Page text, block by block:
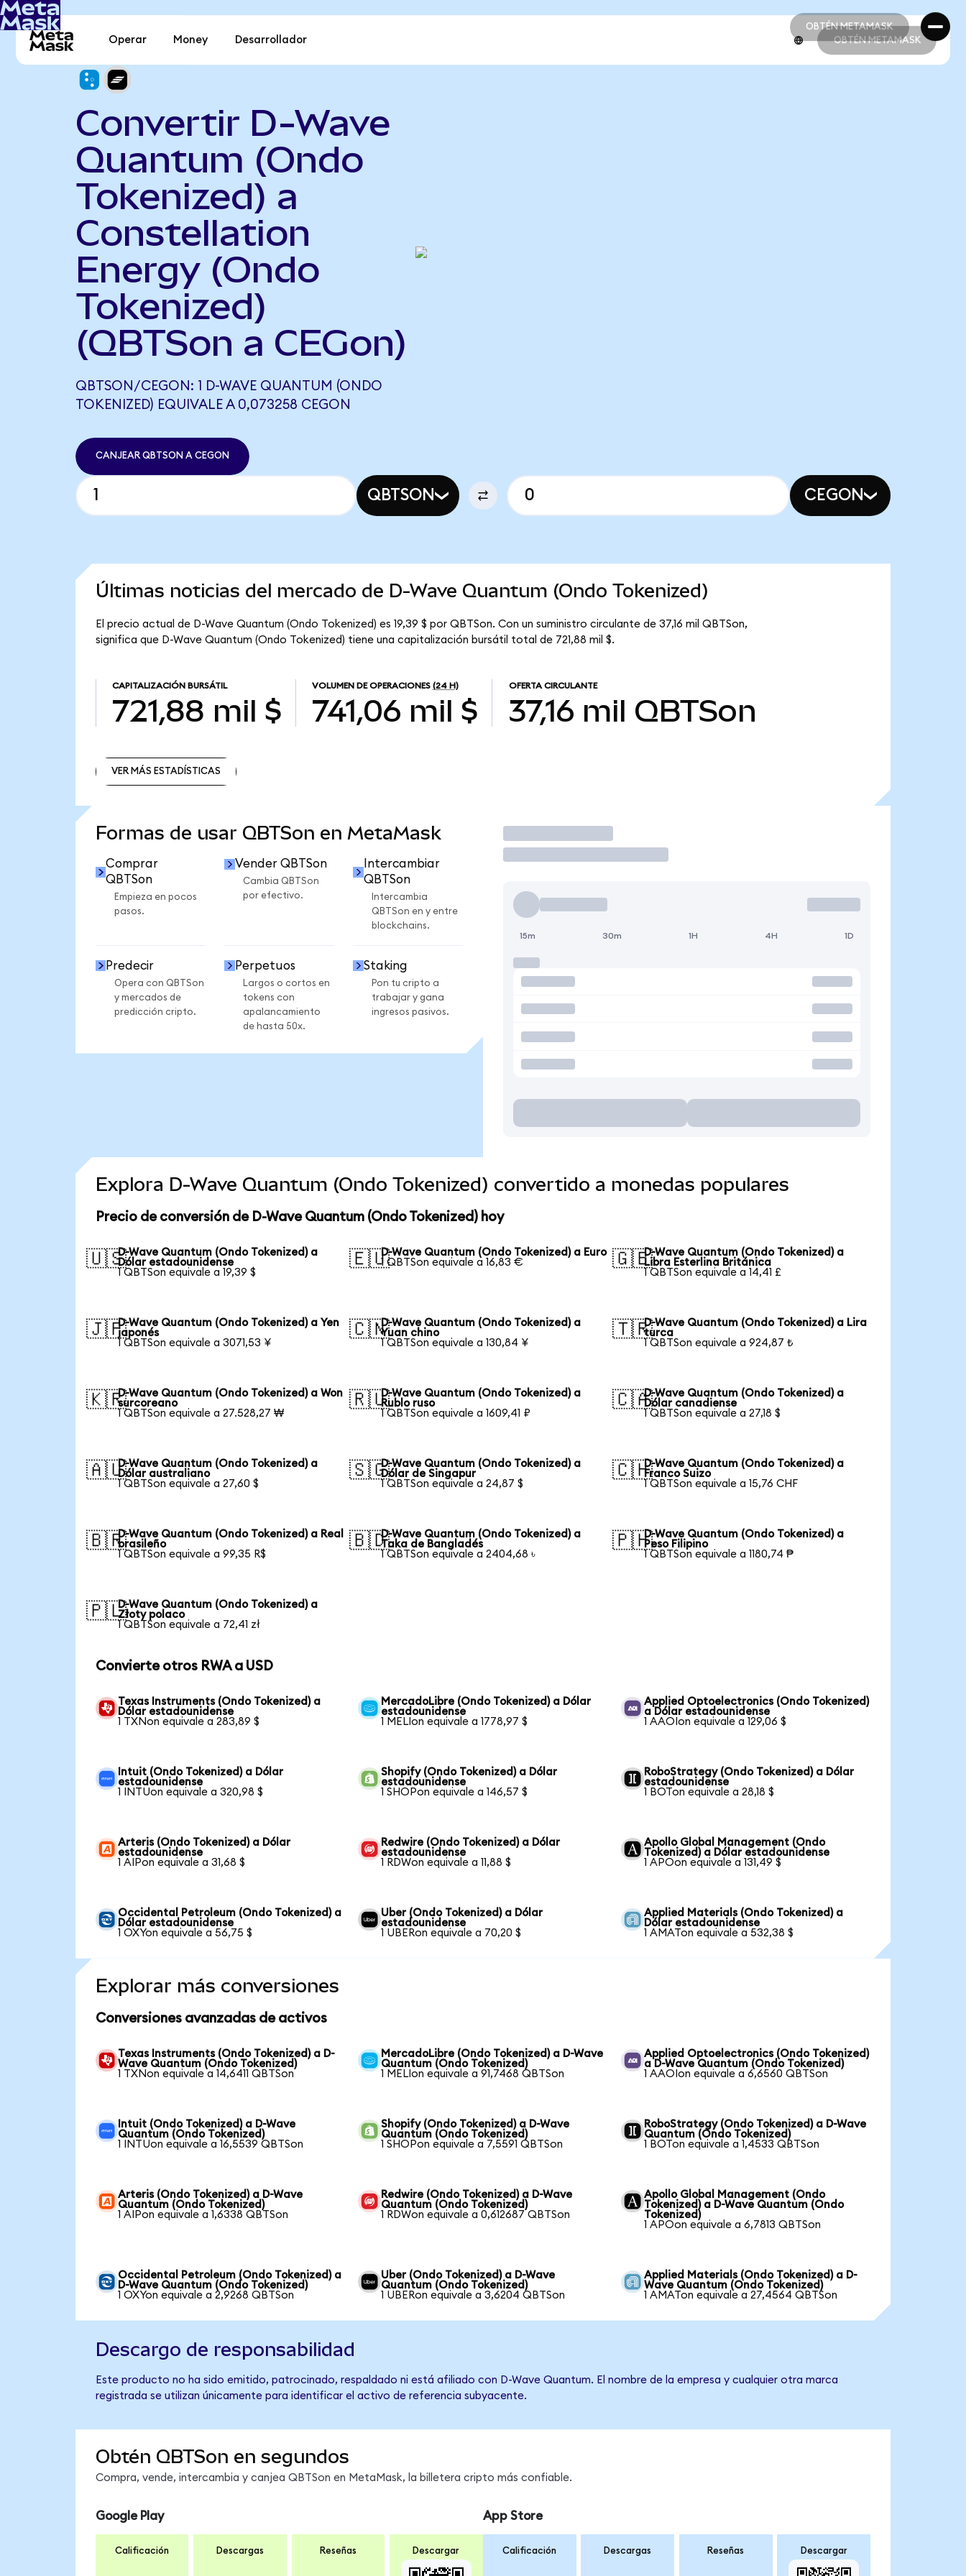
OBTÉN METAMASK
OBTÉN METAMASK
Operar Money Desarrollador OBTÉN METAMASK
Convertir D-Wave
Quantum (Ondo
Tokenized) a
Constellation
Energy (Ondo
Tokenized)
(QBTSon a CEGon)
QBTSON/CEGON: 1 D-WAVE QUANTUM (ONDO
TOKENIZED) EQUIVALE A 0,073258 CEGON
CANJEAR QBTSON A CEGON
QBTSON CEGON
Últimas noticias del mercado de D-Wave Quantum (Ondo Tokenized)
El precio actual de D-Wave Quantum (Ondo Tokenized) es 19,39 $ por QBTSon. Con un suministro circulante de 37,16 mil QBTSon,
significa que D-Wave Quantum (Ondo Tokenized) tiene una capitalización bursátil total de 721,88 mil $.
CAPITALIZACIÓN BURSÁTIL
721,88 mil $
VOLUMEN DE OPERACIONES (24 H)
741,06 mil $
OFERTA CIRCULANTE
37,16 mil QBTSon
VER MÁS ESTADÍSTICAS
Formas de usar QBTSon en MetaMask
Comprar
QBTSon
Empieza en pocos
pasos.
Vender QBTSon
Cambia QBTSon
por efectivo.
Intercambiar
QBTSon
Intercambia
QBTSon en y entre
blockchains.
Predecir
Opera con QBTSon
y mercados de
predicción cripto.
Perpetuos
Largos o cortos en
tokens con
apalancamiento
de hasta 50x.
Staking
Pon tu cripto a
trabajar y gana
ingresos pasivos.
Operar
15m 30m 1H 4H 1D
Explora D-Wave Quantum (Ondo Tokenized) convertido a monedas populares
Precio de conversión de D-Wave Quantum (Ondo Tokenized) hoy
🇺🇸D-Wave Quantum (Ondo Tokenized) a
Dólar estadounidense
1 QBTSon equivale a 19,39 $
🇪🇺D-Wave Quantum (Ondo Tokenized) a Euro
1 QBTSon equivale a 16,83 €
🇬🇧D-Wave Quantum (Ondo Tokenized) a
Libra Esterlina Británica
1 QBTSon equivale a 14,41 £
🇯🇵D-Wave Quantum (Ondo Tokenized) a Yen
japonés
1 QBTSon equivale a 3071,53 ¥
🇨🇳D-Wave Quantum (Ondo Tokenized) a
Yuan chino
1 QBTSon equivale a 130,84 ¥
🇹🇷D-Wave Quantum (Ondo Tokenized) a Lira
turca
1 QBTSon equivale a 924,87 ₺
🇰🇷D-Wave Quantum (Ondo Tokenized) a Won
surcoreano
1 QBTSon equivale a 27.528,27 ₩
🇷🇺D-Wave Quantum (Ondo Tokenized) a
Rublo ruso
1 QBTSon equivale a 1609,41 ₽
🇨🇦D-Wave Quantum (Ondo Tokenized) a
Dólar canadiense
1 QBTSon equivale a 27,18 $
🇦🇺D-Wave Quantum (Ondo Tokenized) a
Dólar australiano
1 QBTSon equivale a 27,60 $
🇸🇬D-Wave Quantum (Ondo Tokenized) a
Dólar de Singapur
1 QBTSon equivale a 24,87 $
🇨🇭D-Wave Quantum (Ondo Tokenized) a
Franco Suizo
1 QBTSon equivale a 15,76 CHF
🇧🇷D-Wave Quantum (Ondo Tokenized) a Real
brasileño
1 QBTSon equivale a 99,35 R$
🇧🇩D-Wave Quantum (Ondo Tokenized) a
Taka de Bangladés
1 QBTSon equivale a 2404,68 ৳
🇵🇭D-Wave Quantum (Ondo Tokenized) a
Peso Filipino
1 QBTSon equivale a 1180,74 ₱
🇵🇱D-Wave Quantum (Ondo Tokenized) a
Złoty polaco
1 QBTSon equivale a 72,41 zł
Convierte otros RWA a USD
Texas Instruments (Ondo Tokenized) a
Dólar estadounidense
1 TXNon equivale a 283,89 $
MercadoLibre (Ondo Tokenized) a Dólar
estadounidense
1 MELIon equivale a 1778,97 $
Applied Optoelectronics (Ondo Tokenized)
a Dólar estadounidense
1 AAOIon equivale a 129,06 $
Intuit (Ondo Tokenized) a Dólar
estadounidense
1 INTUon equivale a 320,98 $
Shopify (Ondo Tokenized) a Dólar
estadounidense
1 SHOPon equivale a 146,57 $
RoboStrategy (Ondo Tokenized) a Dólar
estadounidense
1 BOTon equivale a 28,18 $
Arteris (Ondo Tokenized) a Dólar
estadounidense
1 AIPon equivale a 31,68 $
Redwire (Ondo Tokenized) a Dólar
estadounidense
1 RDWon equivale a 11,88 $
Apollo Global Management (Ondo
Tokenized) a Dólar estadounidense
1 APOon equivale a 131,49 $
Occidental Petroleum (Ondo Tokenized) a
Dólar estadounidense
1 OXYon equivale a 56,75 $
Uber (Ondo Tokenized) a Dólar
estadounidense
1 UBERon equivale a 70,20 $
Applied Materials (Ondo Tokenized) a
Dólar estadounidense
1 AMATon equivale a 532,38 $
Explorar más conversiones
Conversiones avanzadas de activos
Texas Instruments (Ondo Tokenized) a D-
Wave Quantum (Ondo Tokenized)
1 TXNon equivale a 14,6411 QBTSon
MercadoLibre (Ondo Tokenized) a D-Wave
Quantum (Ondo Tokenized)
1 MELIon equivale a 91,7468 QBTSon
Applied Optoelectronics (Ondo Tokenized)
a D-Wave Quantum (Ondo Tokenized)
1 AAOIon equivale a 6,6560 QBTSon
Intuit (Ondo Tokenized) a D-Wave
Quantum (Ondo Tokenized)
1 INTUon equivale a 16,5539 QBTSon
Shopify (Ondo Tokenized) a D-Wave
Quantum (Ondo Tokenized)
1 SHOPon equivale a 7,5591 QBTSon
RoboStrategy (Ondo Tokenized) a D-Wave
Quantum (Ondo Tokenized)
1 BOTon equivale a 1,4533 QBTSon
Arteris (Ondo Tokenized) a D-Wave
Quantum (Ondo Tokenized)
1 AIPon equivale a 1,6338 QBTSon
Redwire (Ondo Tokenized) a D-Wave
Quantum (Ondo Tokenized)
1 RDWon equivale a 0,612687 QBTSon
Apollo Global Management (Ondo
Tokenized) a D-Wave Quantum (Ondo
Tokenized)
1 APOon equivale a 6,7813 QBTSon
Occidental Petroleum (Ondo Tokenized) a
D-Wave Quantum (Ondo Tokenized)
1 OXYon equivale a 2,9268 QBTSon
Uber (Ondo Tokenized) a D-Wave
Quantum (Ondo Tokenized)
1 UBERon equivale a 3,6204 QBTSon
Applied Materials (Ondo Tokenized) a D-
Wave Quantum (Ondo Tokenized)
1 AMATon equivale a 27,4564 QBTSon
Descargo de responsabilidad
Este producto no ha sido emitido, patrocinado, respaldado ni está afiliado con D-Wave Quantum. El nombre de la empresa y cualquier otra marca
registrada se utilizan únicamente para identificar el activo de referencia subyacente.
Obtén QBTSon en segundos
Compra, vende, intercambia y canjea QBTSon en MetaMask, la billetera cripto más confiable.
Google Play
Calificación Descargas Reseñas Descargar
App Store
Calificación Descargas Reseñas Descargar